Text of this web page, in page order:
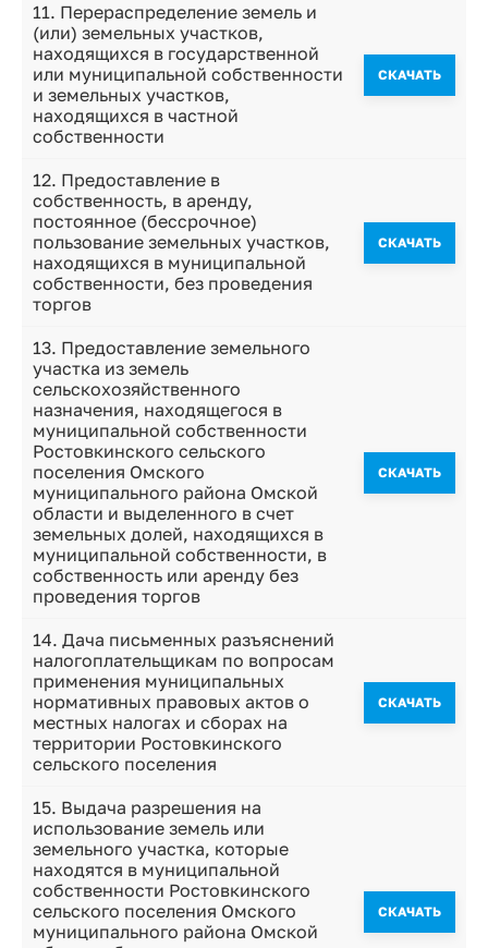
11. Перераспределение земель и
(или) земельных участков,
находящихся в государственной
или муниципальной собственности
и земельных участков,
находящихся в частной
собственности
CКАЧАТЬ
12. Предоставление в
собственность, в аренду,
постоянное (бессрочное)
пользование земельных участков,
находящихся в муниципальной
собственности, без проведения
торгов
CКАЧАТЬ
13. Предоставление земельного
участка из земель
сельскохозяйственного
назначения, находящегося в
муниципальной собственности
Ростовкинского сельского
поселения Омского
муниципального района Омской
области и выделенного в счет
земельных долей, находящихся в
муниципальной собственности, в
собственность или аренду без
проведения торгов
CКАЧАТЬ
14. Дача письменных разъяснений
налогоплательщикам по вопросам
применения муниципальных
нормативных правовых актов о
местных налогах и сборах на
территории Ростовкинского
сельского поселения
CКАЧАТЬ
15. Выдача разрешения на
использование земель или
земельного участка, которые
находятся в муниципальной
собственности Ростовкинского
сельского поселения Омского
муниципального района Омской
CКАЧАТЬ